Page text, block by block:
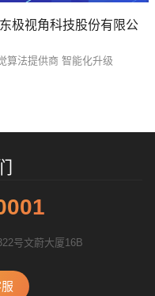
极视角科技股份有限公
算法提供商 智能化升级
号文蔚大厦16B